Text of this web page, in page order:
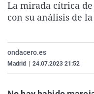
La mirada cítrica
con su análisis de
ondacero.es
Madrid 24.07.2023 21:52